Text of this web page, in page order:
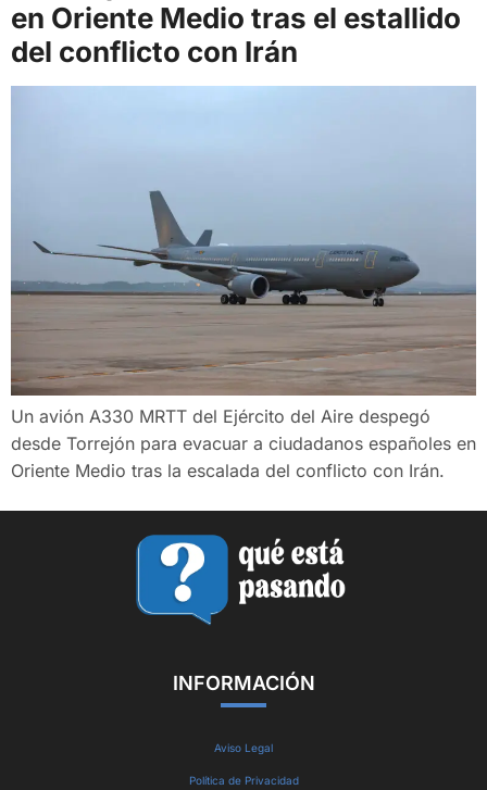
en Oriente Medio tras el estallido
del conflicto con Irán
Un avión A330 MRTT del Ejército del Aire despegó
desde Torrejón para evacuar a ciudadanos españoles en
Oriente Medio tras la escalada del conflicto con Irán.
INFORMACIÓN
Aviso Legal
Política de Privacidad